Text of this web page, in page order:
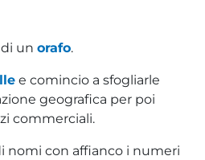
un orafo.
e comincio a sfogliarle
geografica per poi
commerciali.
nomi con affianco i numeri